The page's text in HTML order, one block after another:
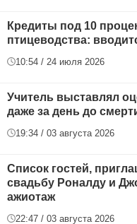
Кредиты под 10
птицеводства:
10:54 / 24 июля 2026
Учитель выставлял
даже за день до
19:34 / 03 августа 2026
Список гостей,
свадьбу Роналду и
ажиотаж
22:47 / 03 августа 2026